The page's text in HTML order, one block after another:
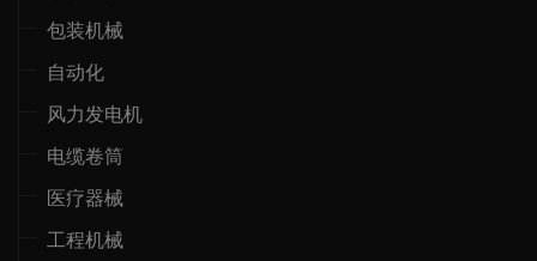
包装机械
自动化
风力发电机
电缆卷筒
医疗器械
工程机械